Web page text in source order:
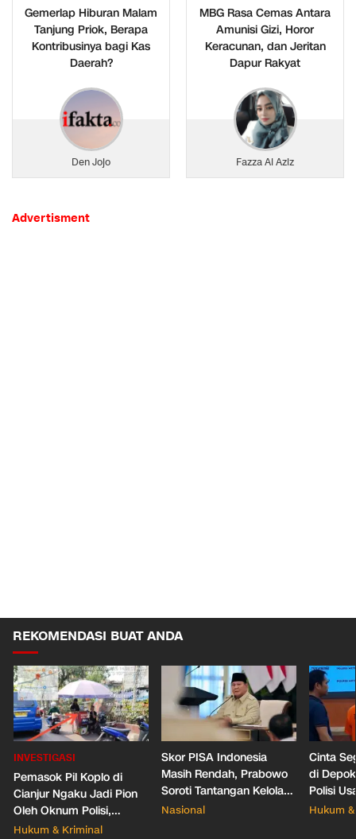
Gemerlap Hiburan Malam
Tanjung Priok, Berapa
Kontribusinya bagi Kas
Daerah?
Den Jojo
MBG Rasa Cemas Antara
Amunisi Gizi, Horor
Keracunan, dan Jeritan
Dapur Rakyat
Fazza Al Aziz
Advertisment
REKOMENDASI BUAT ANDA
INVESTIGASI
Pemasok Pil Koplo di
Cianjur Ngaku Jadi Pion
Oleh Oknum Polisi,
Propam Mabes Polri
Hukum & Kriminal
Skor PISA Indonesia
Masih Rendah, Prabowo
Soroti Tantangan Kelola
388 Ribu Sekolah
Nasional
Cinta
di
Polisi
Pacar
Hukum